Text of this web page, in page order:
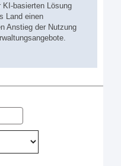
KI-basierten Lösung
Land einen
Anstieg der Nutzung